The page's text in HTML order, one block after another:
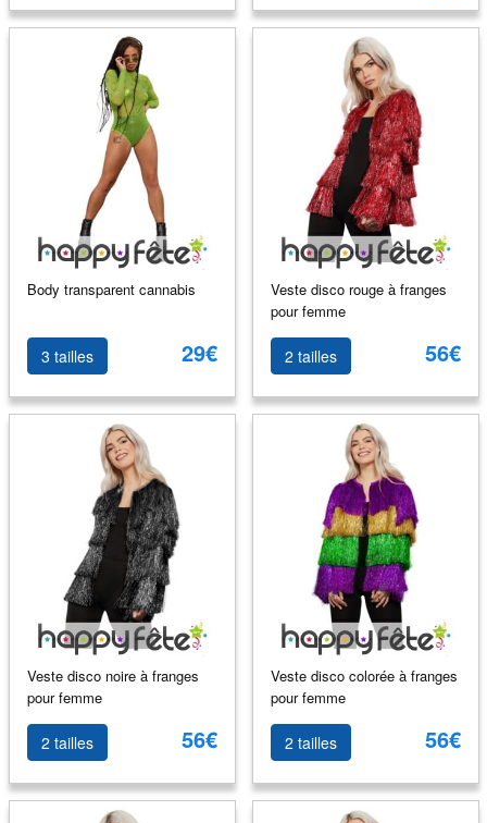
Body transparent cannabis
3 tailles 29€
Veste disco rouge à franges
pour femme
2 tailles 56€
Veste disco noire à franges
pour femme
2 tailles 56€
Veste disco colorée à franges
pour femme
2 tailles 56€